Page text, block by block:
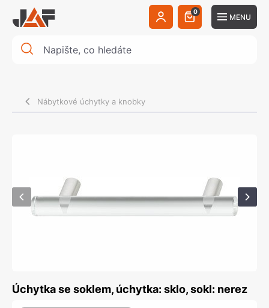
0
MENU
Nábytkové úchytky a knobky
Úchytka se soklem, úchytka: sklo, sokl: nerez